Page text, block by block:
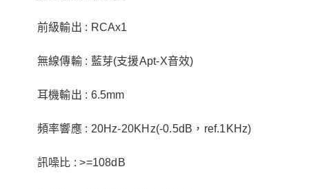
前級輸出 : RCAx1
無線傳輸 : 藍芽(支援Apt-X音效)
耳機輸出 : 6.5mm
頻率響應 : 20Hz-20KHz(-0.5dB，ref.1KHz)
訊噪比 : >=108dB